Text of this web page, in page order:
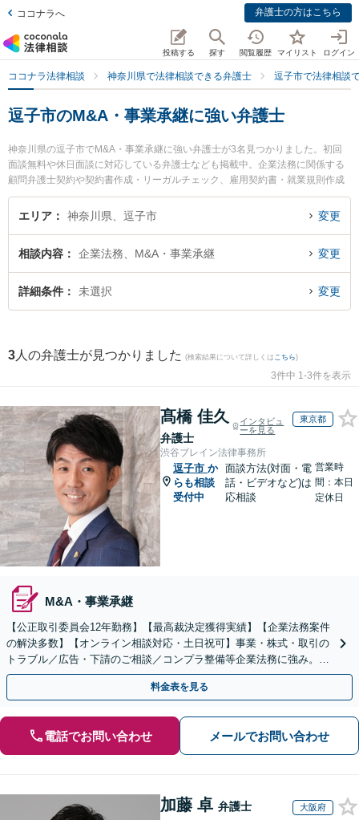
ココナラへ 弁護士の方はこちら
投稿する 探す 閲覧履歴 マイリスト ログイン
ココナラ法律相談 神奈川県で法律相談できる弁護士 逗子市で法律相談
逗子市のM&A・事業承継に強い弁護士
神奈川県の逗子市でM&A・事業承継に強い弁護士が3名見つかりました。初回
面談無料や休日面談に対応している弁護士なども掲載中。企業法務に関係する
顧問弁護士契約や契約書作成・リーガルチェック、雇用契約書・就業規則作成
等の細かな分野での絞り込み検索もでき便利です。特に湘南よこすか法律事務
所 逗子事務所の川尻 新弁護士や逗子法律事務所の手島 万里弁護士、逗子税務
ブルを今すぐに弁護士に相談したい』『M&A・事業承継のトラブル解決の実績
豊富な近くの弁護士を検索したい』『初回相談無料でM&A・事業承継を法律相
談できる逗子市内の弁護士に相談予約したい』などでお困りの相談者さんにお
エリア 神奈川県、逗子市 変更
相談内容 企業法務、M&A・事業承継 変更
詳細条件 未選択 変更
3 人の弁護士が見つかりました (検索結果について詳しくは こちら)
3件中 1-3件を表示
髙橋 佳久
弁護士
インタビュ
ーを見る
東京都
渋谷ブレイン法律事務所
逗子市 か
らも相談
受付中
面談方法(対面・電
話・ビデオなど)は
応相談
営業時
間：本日
定休日
M&A・事業承継
【公正取引委員会12年勤務】【最高裁決定獲得実績】【企業法務案件
の解決多数】【オンライン相談対応・土日祝可】事業・株式・取引の
トラブル／広告・下請のご相談／コンプラ整備等企業法務に強み。株
式の相続／誹謗中傷対策／不動産問題まで幅広く対応！
料金表を見る
電話でお問い合わせ メールでお問い合わせ
加藤 卓 弁護士 大阪府